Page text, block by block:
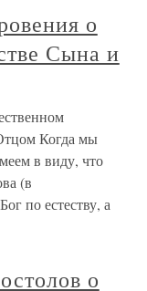
о
Сына и
Когда мы
в виду, что
(в
по естеству, а
о